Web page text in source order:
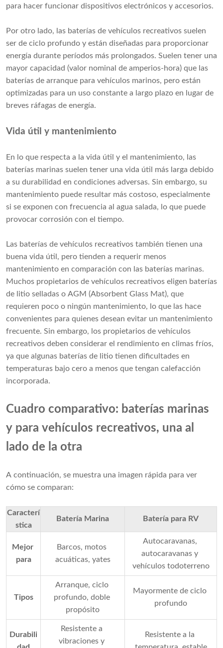
para hacer funcionar dispositivos electrónicos y accesorios.
Por otro lado, las baterías de vehículos recreativos suelen
ser de ciclo profundo y están diseñadas para proporcionar
energía durante períodos más prolongados. Suelen tener una
mayor capacidad (valor nominal de amperios-hora) que las
baterías de arranque para vehículos marinos, pero están
optimizadas para un uso constante a largo plazo en lugar de
breves ráfagas de energía.
Vida útil y mantenimiento
En lo que respecta a la vida útil y el mantenimiento, las
baterías marinas suelen tener una vida útil más larga debido
a su durabilidad en condiciones adversas. Sin embargo, su
mantenimiento puede resultar más costoso, especialmente
si se exponen con frecuencia al agua salada, lo que puede
provocar corrosión con el tiempo.
Las baterías de vehículos recreativos también tienen una
buena vida útil, pero tienden a requerir menos
mantenimiento en comparación con las baterías marinas.
Muchos propietarios de vehículos recreativos eligen baterías
de litio selladas o AGM (Absorbent Glass Mat), que
requieren poco o ningún mantenimiento, lo que las hace
convenientes para quienes desean evitar un mantenimiento
frecuente. Sin embargo, los propietarios de vehículos
recreativos deben considerar el rendimiento en climas fríos,
ya que algunas baterías de litio tienen dificultades en
temperaturas bajo cero a menos que tengan calefacción
incorporada.
Cuadro comparativo: baterías marinas
y para vehículos recreativos, una al
lado de la otra
A continuación, se muestra una imagen rápida para ver
cómo se comparan:
Caracterí
stica
Batería Marina Batería para RV
Mejor
para
Barcos, motos
acuáticas, yates
Autocaravanas,
autocaravanas y
vehículos todoterreno
Tipos
Arranque, ciclo
profundo, doble
propósito
Mayormente de ciclo
profundo
Durabili
Resistente a
vibraciones y
Resistente a la